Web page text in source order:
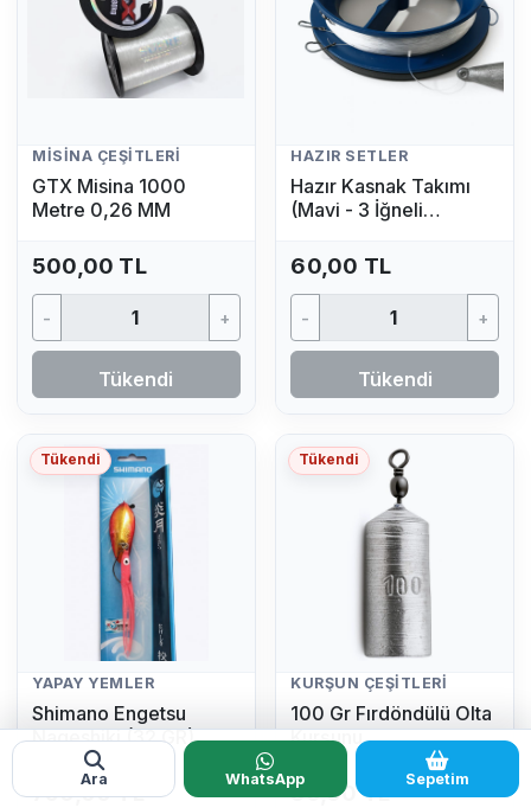
Ara WhatsApp Sepetim
MISINA ÇEŞITLERI
GTX Misina 1000
Metre 0,26 MM
500,00 TL
- +
Tükendi
HAZIR SETLER
Hazır Kasnak Takımı
(Mavi - 3 İğneli
60,00 TL
- +
Tükendi
Tükendi
YAPAY YEMLER
Shimano Engetsu
Nageshiki (32 GR)
750,00 TL
Tükendi
KURŞUN ÇEŞITLERI
100 Gr Fırdöndülü Olta
Kurşunu
30,00 TL